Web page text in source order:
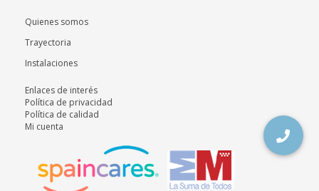
Quienes somos
Trayectoria
Instalaciones
Enlaces de interés
Política de privacidad
Política de calidad
Mi cuenta